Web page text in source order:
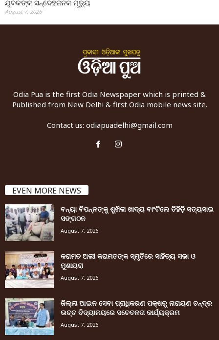
ଯୁବକଙ୍କ ସନ୍ଦେହଜନକ ମୃତ୍ୟୁ
August 7, 2026
Odia Pua is the first Odia Newspaper which is printed &
Published from New Delhi & first Odia mobile news site.
Contact us: odiapuadelhi@gmail.com
EVEN MORE NEWS
ବନ୍ୟା ବିପନ୍ନଙ୍କୁ ଶୁଖିଲା ଖାଦ୍ୟ ବାଂଟିଲେ ତିହିଡି଼ ସତ୍ୟସାଇ
ସଙ୍ଗଠନ
August 7, 2026
କରାମତ ଅଲୀ କରାମତଙ୍କ ସ୍ମୃତିରେ ସାହିତ୍ୟ ସଭା ଓ
ମୁଶାୟରା
August 7, 2026
ଜିଲ୍ଲା ଆଇନ ସେବା ପ୍ରାଧିକରଣ ପକ୍ଷରୁ ନାରାୟଣ ଚନ୍ଦ୍ର
ଉଚ୍ଚ ବିଦ୍ୟାଳୟରେ ସଚେତନତା କାର୍ଯ୍ୟକ୍ରମ
August 7, 2026